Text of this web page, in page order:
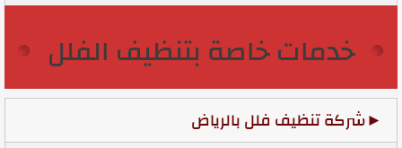
خدمات خاصة بتنظيف الفلل
شركة تنظيف فلل بالرياض